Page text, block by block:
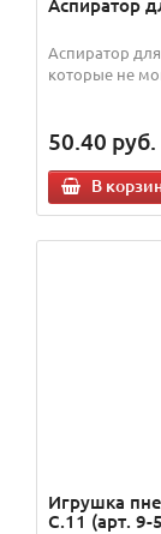
Аспиратор
которые не
50.40 руб.
В
Игрушка
C.11 (арт. 9-